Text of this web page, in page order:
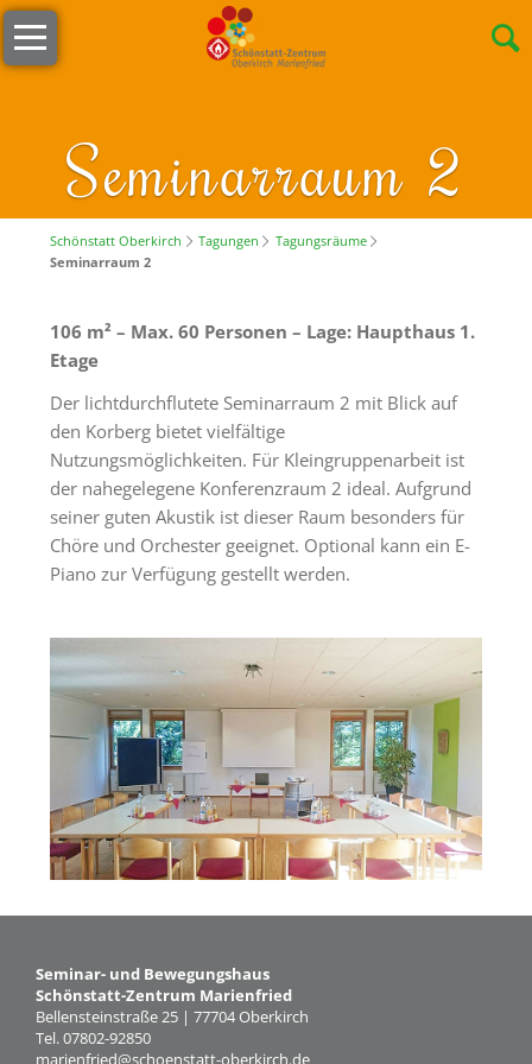
Seminarraum 2
Navigation
überspringen
Willkommen
´Lädele
Cafeteria
&
Terrasse
Unser
Team
Stellenangebote
Nachhaltigkeit
Tagungen
Tagungsräume
Gästezimmer
Verpflegung
Tagungspauschalen
Preise
&
Lage
Kapellen
Gastronomie
Schönstatt Oberkirch Tagungen
Tagungsräume
Seminarraum 2
106 m² – Max. 60 Personen – Lage: Haupthaus 1.
Etage
Der lichtdurchflutete Seminarraum 2 mit Blick auf
den Korberg bietet vielfältige
Nutzungsmöglichkeiten. Für Kleingruppenarbeit ist
der nahegelegene Konferenzraum 2 ideal. Aufgrund
seiner guten Akustik ist dieser Raum besonders für
Chöre und Orchester geeignet. Optional kann ein E-
Piano zur Verfügung gestellt werden.
Seminar- und Bewegungshaus
Schönstatt-Zentrum Marienfried
Bellensteinstraße 25 | 77704 Oberkirch
Tel. 07802-92850
marienfried@schoenstatt-oberkirch.de